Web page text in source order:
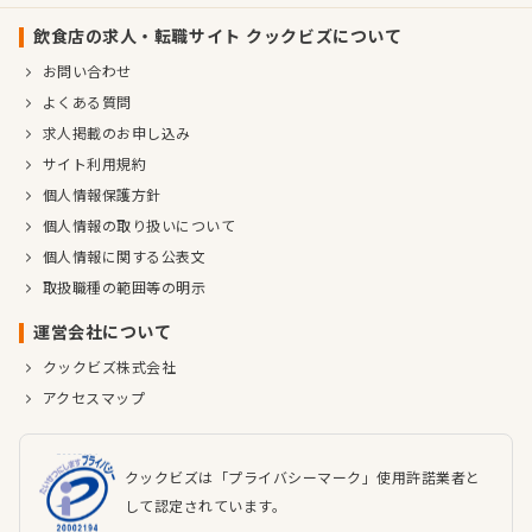
飲食店の求人・転職サイト クックビズについて
お問い合わせ
よくある質問
求人掲載のお申し込み
サイト利用規約
個人情報保護方針
個人情報の取り扱いについて
個人情報に関する公表文
取扱職種の範囲等の明示
運営会社について
クックビズ株式会社
アクセスマップ
クックビズは「プライバシーマーク」使用許諾業者と
して認定されています。